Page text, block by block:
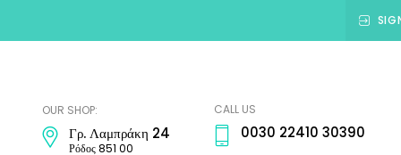
OUR SHOP:
Γρ. Λαμπράκη 24
Ρόδος 851 00
CALL US
0030 22410 30390